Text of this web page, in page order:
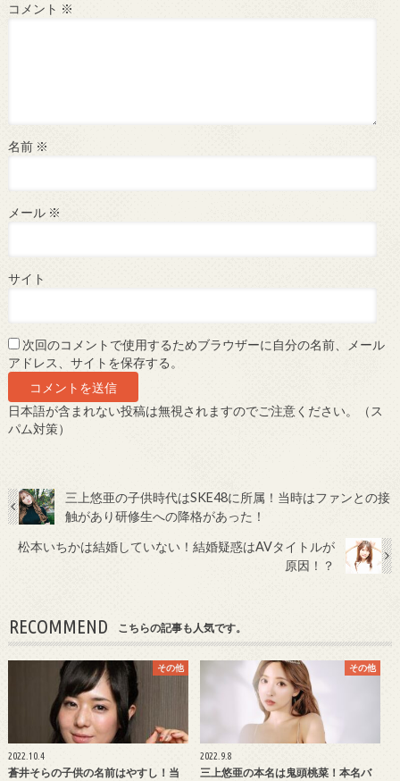
コメント ※
名前 ※
メール ※
サイト
次回のコメントで使用するためブラウザーに自分の名前、メール
アドレス、サイトを保存する。
日本語が含まれない投稿は無視されますのでご注意ください。（ス
パム対策）
三上悠亜の子供時代はSKE48に所属！当時はファンとの接
触があり研修生への降格があった！
松本いちかは結婚していない！結婚疑惑はAVタイトルが
原因！？
RECOMMEND こちらの記事も人気です。
その他
2022.10.4
蒼井そらの子供の名前はやすし！当
その他
2022.9.8
三上悠亜の本名は鬼頭桃菜！本名バ